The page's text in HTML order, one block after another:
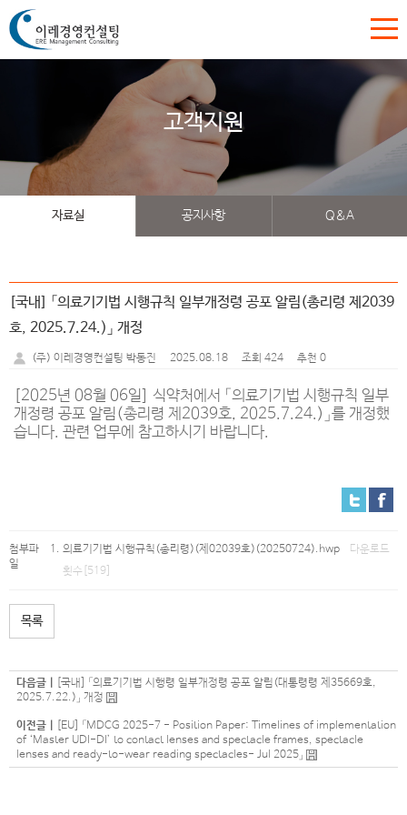
고객지원
자료실 공지사항 Q&A
[국내] 「의료기기법 시행규칙 일부개정령 공포 알림(총리령 제2039
호, 2025.7.24.)」 개정
(주) 이레경영컨설팅 박동진 2025.08.18 조회 424 추천 0
[2025년 08월 06일] 식약처에서 「의료기기법 시행규칙 일부
개정령 공포 알림(총리령 제2039호, 2025.7.24.)」를 개정했
습니다. 관련 업무에 참고하시기 바랍니다.
첨부파
일
의료기기법 시행규칙(총리령)(제02039호)(20250724).hwp
다운로드
횟수[519]
목록
다음글 |
[국내] 「의료기기법 시행령 일부개정령 공포 알림(대통령령 제35669호,
2025.7.22.)」 개정
이전글 |
[EU] 「MDCG 2025-7 - Position Paper: Timelines of implementation
of ‘Master UDI-DI’ to contact lenses and spectacle frames, spectacle
lenses and ready-to-wear reading spectacles- Jul 2025」